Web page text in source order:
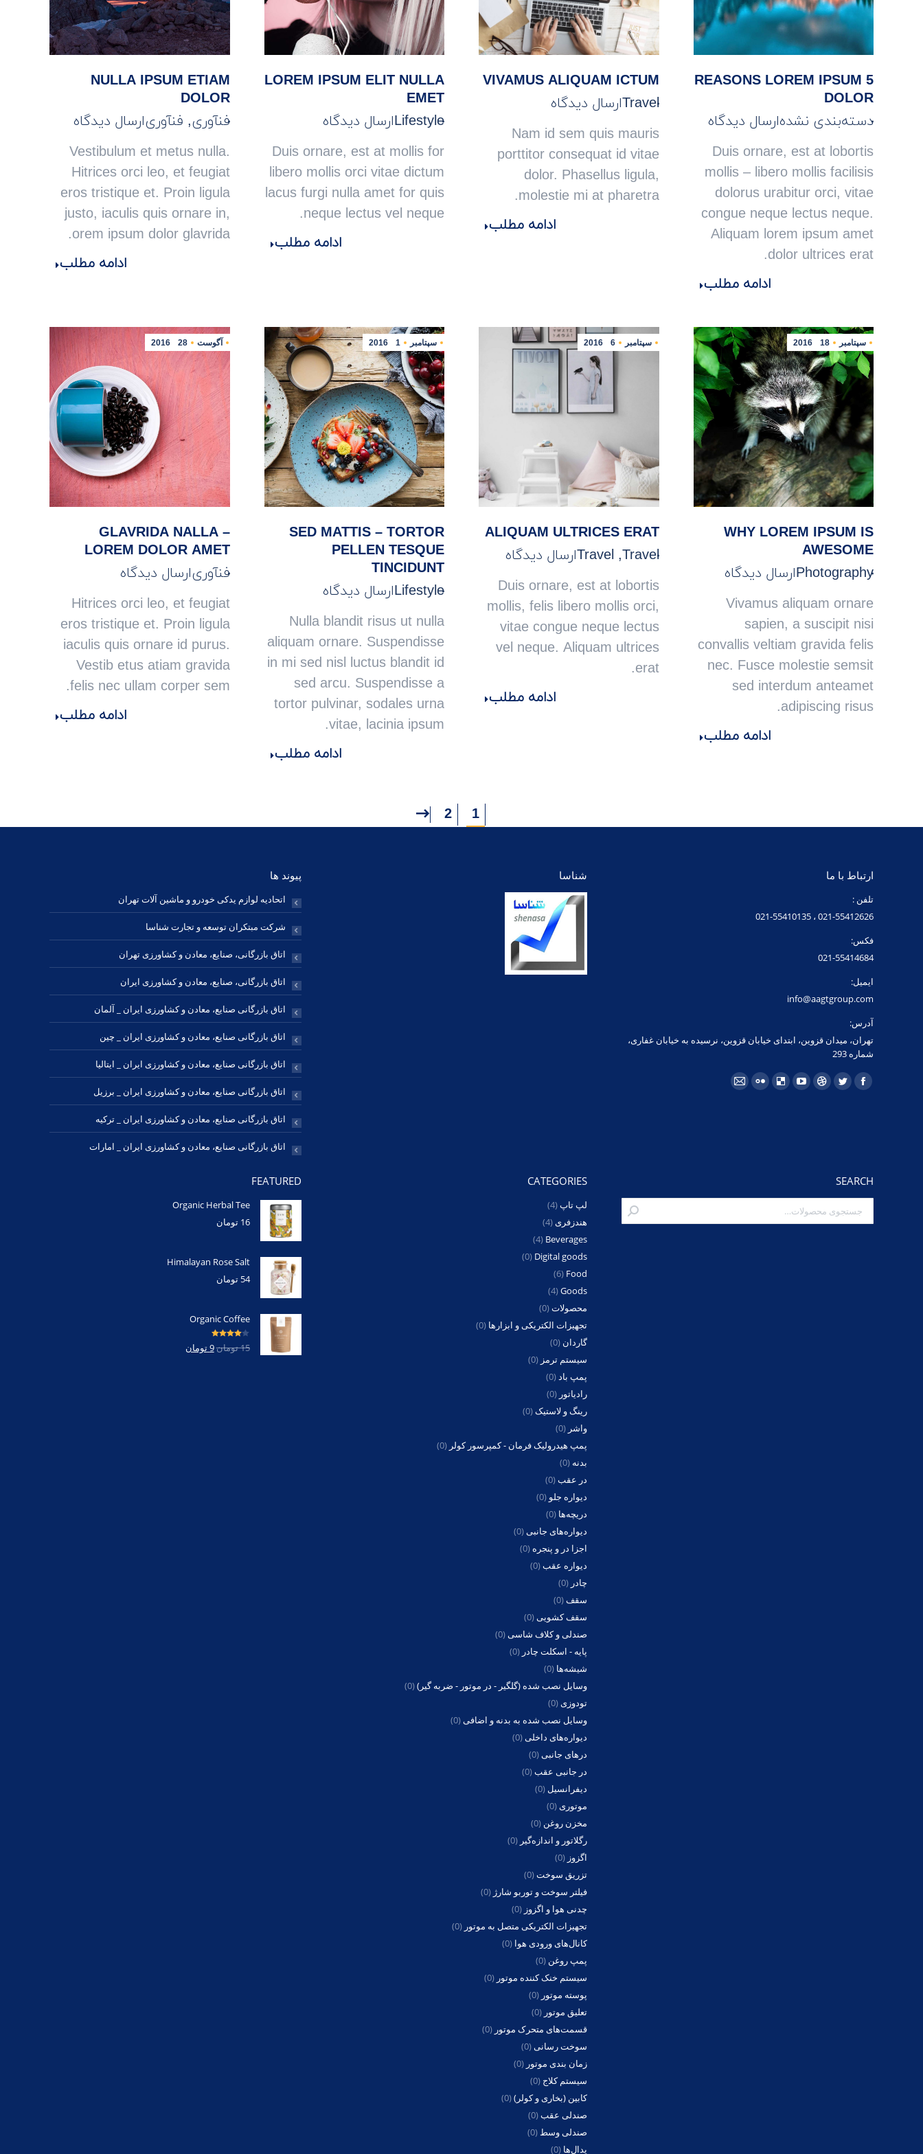
5 REASONS LOREM IPSUM
DOLOR
دسته‌بندی نشدهارسال دیدگاه
Duis ornare, est at lobortis
mollis – libero mollis facilisis
dolorus urabitur orci, vitae
congue neque lectus neque.
Aliquam lorem ipsum amet
dolor ultrices erat.
ادامه مطلب
VIVAMUS ALIQUAM ICTUM
Travelارسال دیدگاه
Nam id sem quis mauris
porttitor consequat id vitae
dolor. Phasellus ligula,
molestie mi at pharetra.
ادامه مطلب
LOREM IPSUM ELIT NULLA
EMET
Lifestyleارسال دیدگاه
Duis ornare, est at mollis for
libero mollis orci vitae dictum
lacus furgi nulla amet for quis
neque lectus vel neque.
ادامه مطلب
NULLA IPSUM ETIAM
DOLOR
فنآوری, فنآوریارسال دیدگاه
Vestibulum et metus nulla.
Hitrices orci leo, et feugiat
eros tristique et. Proin ligula
justo, iaculis quis ornare in,
orem ipsum dolor glavrida.
ادامه مطلب
سپتامبر 18
2016
WHY LOREM IPSUM IS
AWESOME
Photographyارسال دیدگاه
Vivamus aliquam ornare
sapien, a suscipit nisi
convallis veltiam gravida felis
nec. Fusce molestie semsit
sed interdum anteamet
adipiscing risus.
ادامه مطلب
سپتامبر 6
2016
ALIQUAM ULTRICES ERAT
Travel
,
Travelارسال دیدگاه
Duis ornare, est at lobortis
mollis, felis libero mollis orci,
vitae congue neque lectus
vel neque. Aliquam ultrices
erat.
ادامه مطلب
سپتامبر 1
2016
SED MATTIS – TORTOR
PELLEN TESQUE
TINCIDUNT
Lifestyleارسال دیدگاه
Nulla blandit risus ut nulla
aliquam ornare. Suspendisse
in mi sed nisl luctus blandit id
sed arcu. Suspendisse a
tortor pulvinar, sodales urna
vitae, lacinia ipsum.
ادامه مطلب
آگوست 28
2016
GLAVRIDA NALLA –
LOREM DOLOR AMET
فنآوریارسال دیدگاه
Hitrices orci leo, et feugiat
eros tristique et. Proin ligula
iaculis quis ornare id purus.
Vestib etus atiam gravida
felis nec ullam corper sem.
ادامه مطلب
1
2
ارتباط با ما
تلفن :
021-55412626 ، 021-55410135
فکس:
021-55414684
ایمیل:
info@aagtgroup.com
آدرس:
تهران، میدان قزوین، ابتدای خیابان قزوین، نرسیده به خیابان غفاری،
شماره 293
مارا در اینجا پیدا کنید:
فیسبوک
window
توئیتر
window
DribbbleیوتیوبDelicious
فلیکرایمیل
شناسا پیوند ها
اتحادیه لوازم یدکی خودرو و ماشین آلات تهران
شرکت مبتکران توسعه و تجارت شناسا
اتاق بازرگانی، صنایع، معادن و کشاورزی تهران
اتاق بازرگانی، صنایع، معادن و کشاورزی ایران
اتاق بازرگانی صنایع، معادن و کشاورزی ایران _ آلمان
اتاق بازرگانی صنایع، معادن و کشاورزی ایران _ چین
اتاق بازرگانی صنایع، معادن و کشاورزی ایران _ ایتالیا
اتاق بازرگانی صنایع، معادن و کشاورزی ایران _ برزیل
اتاق بازرگانی صنایع، معادن و کشاورزی ایران _ ترکیه
اتاق بازرگانی صنایع، معادن و کشاورزی ایران _ امارات
SEARCH
CATEGORIES
لپ تاپ(4)
هندزفری(4)
Beverages
(4)
Digital goods
(0)
Food
(6)
Goods
(4)
محصولات(0)
تجهیزات الکتریکی و ابزارها (0)
گاردان (0)
سیستم ترمز (0)
پمپ باد(0)
رادیاتور (0)
رینگ و لاستیک(0)
واشر (0)
پمپ هیدرولیک فرمان - کمپرسور کولر (0)
بدنه (0)
در عقب(0)
دیواره جلو (0)
دریچه‌ها (0)
دیواره‌های جانبی(0)
اجزا در و پنجره (0)
دیواره عقب(0)
چادر (0)
سقف(0)
سقف کشویی(0)
صندلی و کلاف شاسی(0)
پایه - اسکلت چادر (0)
شیشه‌ها (0)
وسایل نصب شده (گلگیر - در موتور - ضربه گیر)(0)
تودوزی(0)
وسایل نصب شده به بدنه و اضافی(0)
دیواره‌های داخلی(0)
درهای جانبی(0)
در جانبی عقب(0)
دیفرانسیل (0)
موتوری(0)
مخزن روغن (0)
رگلاتور و اندازه‌گیر (0)
اگزوز (0)
تزریق سوخت(0)
فیلتر سوخت و توربو شارژ (0)
چدنی هوا و اگزوز (0)
تجهیزات الکتریکی متصل به موتور (0)
کانال‌های ورودی هوا (0)
پمپ روغن (0)
سیستم خنک کننده موتور (0)
پوسته موتور (0)
تعلیق موتور (0)
قسمت‌های متحرک موتور (0)
سوخت رسانی(0)
زمان بندی موتور (0)
سیستم کلاج (0)
کابین (بخاری و کولر)(0)
صندلی عقب(0)
صندلی وسط (0)
پدال‌ها (0)
FEATURED
Organic Herbal Tee
16 تومان
Himalayan Rose Salt
54 تومان
Organic Coffee
امتیاز4.00
از 5 15تومان9تومان